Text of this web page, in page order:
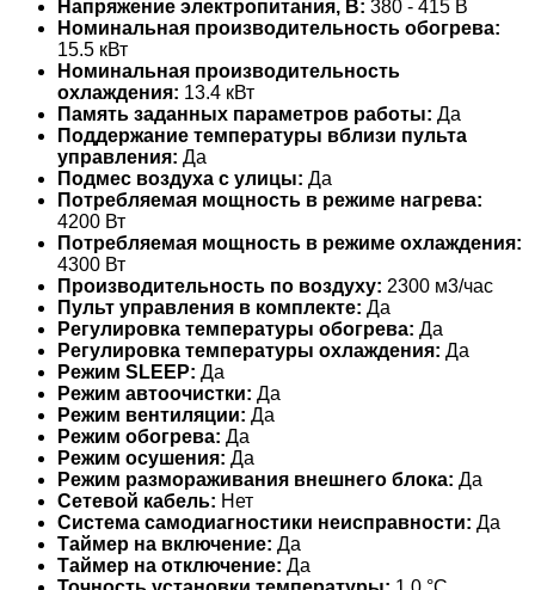
Напряжение электропитания, В: 380 - 415 В
Номинальная производительность обогрева:
15.5 кВт
Номинальная производительность
охлаждения: 13.4 кВт
Память заданных параметров работы: Да
Поддержание температуры вблизи пульта
управления: Да
Подмес воздуха с улицы: Да
Потребляемая мощность в режиме нагрева:
4200 Вт
Потребляемая мощность в режиме охлаждения:
4300 Вт
Производительность по воздуху: 2300 м3/час
Пульт управления в комплекте: Да
Регулировка температуры обогрева: Да
Регулировка температуры охлаждения: Да
Режим SLEEP: Да
Режим автоочистки: Да
Режим вентиляции: Да
Режим обогрева: Да
Режим осушения: Да
Режим размораживания внешнего блока: Да
Сетевой кабель: Нет
Система самодиагностики неисправности: Да
Таймер на включение: Да
Таймер на отключение: Да